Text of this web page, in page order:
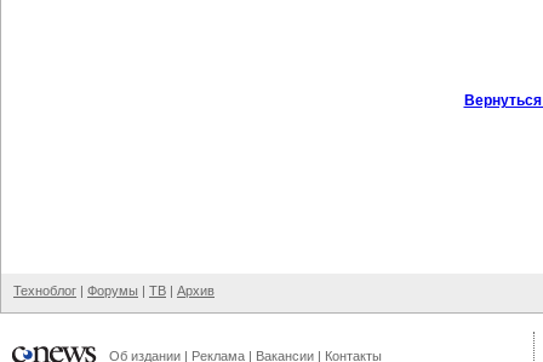
Техноблог | Форумы | ТВ | Архив
Об издании | Реклама | Вакансии | Контакты